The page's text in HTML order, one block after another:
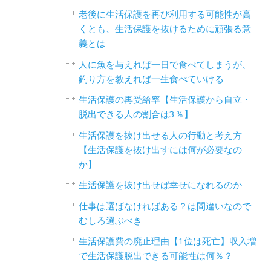
老後に生活保護を再び利用する可能性が高
くとも、生活保護を抜けるために頑張る意
義とは
人に魚を与えれば一日で食べてしまうが、
釣り方を教えれば一生食べていける
生活保護の再受給率【生活保護から自立・
脱出できる人の割合は3％】
生活保護を抜け出せる人の行動と考え方
【生活保護を抜け出すには何が必要なの
か】
生活保護を抜け出せば幸せになれるのか
仕事は選ばなければある？は間違いなので
むしろ選ぶべき
生活保護費の廃止理由【1位は死亡】収入増
で生活保護脱出できる可能性は何％？